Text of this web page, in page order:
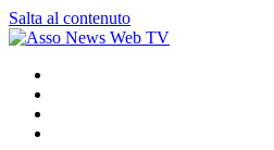
Salta al contenuto